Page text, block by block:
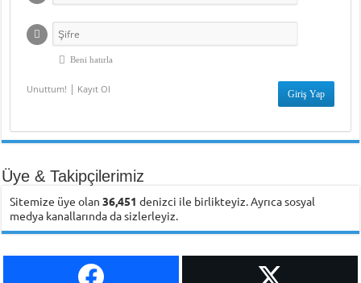
Beni hatırla
Unuttum! | Kayıt Ol
Üye & Takipçilerimiz
Sitemize üye olan36,451 denizci ile birlikteyiz. Ayrıca sosyal
medya kanallarında da sizlerleyiz.